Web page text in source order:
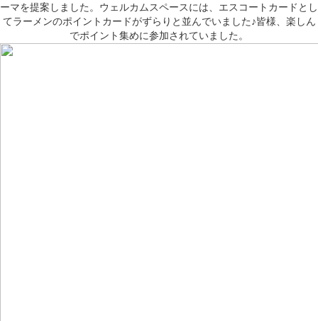
ーマを提案しました。ウェルカムスペースには、エスコートカードとし
てラーメンのポイントカードがずらりと並んでいました ♪皆様、楽しん
でポイント集めに参加されていました。